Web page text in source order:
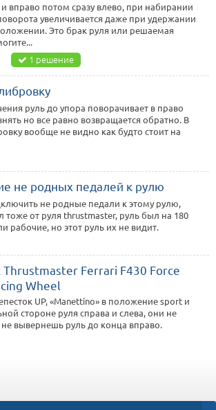
вправо потом сразу влево, при набирании
увеличивается даже при удержании
Это брак руля или решаемая
1 решение
руль до упора поворачивает в право
но все равно возвращается обратно. В
вообще не видно как будто стоит на
не родных педалей к рулю
не родные педали к этому рулю,
тоже от руля thrustmaster, руль был на 180
рабочие, но этот руль их не видит.
Ferrari F430 Force
Wheel
UP, «Manettino» в положение sport и
стороне руля справа и слева, они не
вывернешь руль до конца вправо.